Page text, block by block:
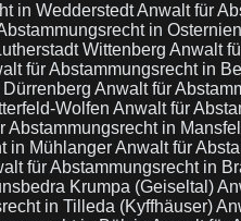
in WedderstedtAnwalt für
in
Wittenberg Anwalt
für Abstammungsrecht in
Anwalt für
Wolfen Anwalt für
Abstammungsrecht in
in MühlangerAnwalt für
für Abstammungsrecht in
Krumpa (Geiseltal)
in Tilleda (Kyffhäuser)